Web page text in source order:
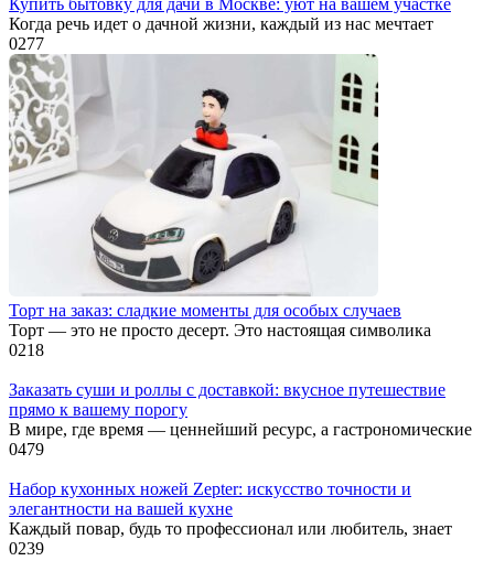
Купить бытовку для дачи в Москве: уют на вашем участке
Когда речь идет о дачной жизни, каждый из нас мечтает
0277
Торт на заказ: сладкие моменты для особых случаев
Торт — это не просто десерт. Это настоящая символика
0218
Заказать суши и роллы с доставкой: вкусное путешествие
прямо к вашему порогу
В мире, где время — ценнейший ресурс, а гастрономические
0479
Набор кухонных ножей Zepter: искусство точности и
элегантности на вашей кухне
Каждый повар, будь то профессионал или любитель, знает
0239